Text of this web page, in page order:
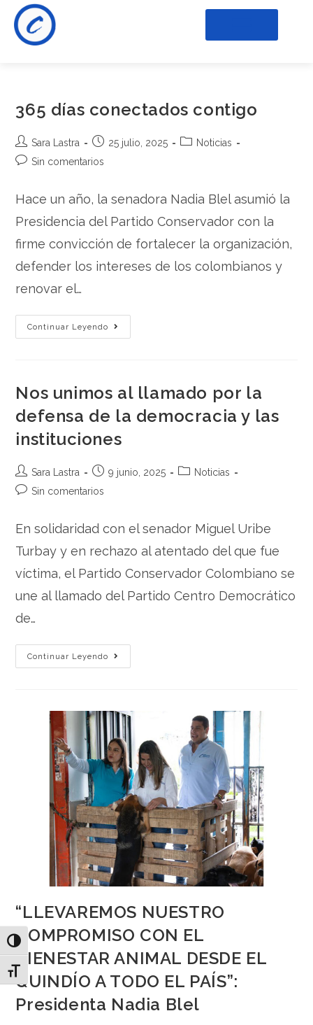
Toggle High Contrast
Toggle Font size
365 días conectados contigo
Sara Lastra 25 julio, 2025
Noticias
Sin comentarios
Hace un año, la senadora Nadia Blel asumió la
Presidencia del Partido Conservador con la
firme convicción de fortalecer la organización,
defender los intereses de los colombianos y
renovar el…
Continuar Leyendo
Nos unimos al llamado por la
defensa de la democracia y las
instituciones
Sara Lastra 9 junio, 2025
Noticias
Sin comentarios
En solidaridad con el senador Miguel Uribe
Turbay y en rechazo al atentado del que fue
víctima, el Partido Conservador Colombiano se
une al llamado del Partido Centro Democrático
de…
Continuar Leyendo
“LLEVAREMOS NUESTRO
COMPROMISO CON EL
BIENESTAR ANIMAL DESDE EL
QUINDÍO A TODO EL PAÍS”:
Presidenta Nadia Blel